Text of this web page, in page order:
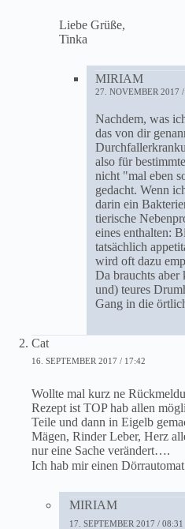
Liebe Grüße,
Tinka
MIRIAM
27. NOVEMBER 2017 /
Nachdem, was
das von dir
also für
nicht "mal eben
gedacht. Wenn
darin ein
tierische
eines enthalten:
tatsächlich
wird oft dazu
Da brauchts aber
und) teures
Gang in die
Cat
16. SEPTEMBER 2017 / 17:42
Wollte mal kurz ne
Rezept ist TOP hab allen
Teile und dann in Eigelb
Mägen, Rinder Leber, Herz
nur eine Sache verändert….
Ich hab mir einen
MIRIAM
17. SEPTEMBER 2017 / 08:31